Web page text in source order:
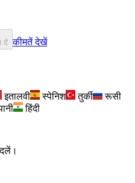
दें कीमतें देखें
इतालवी स्पेनिश तुर्की
रूसी
हिंदी